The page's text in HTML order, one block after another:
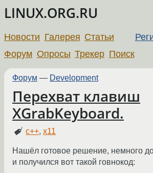
LINUX.ORG.RU
Новости Галерея Статьи
Форум Опросы Трекер Поиск
Форум — Development
Перехват клавиш
XGrabKeyboard.
c++,x11
Нашёл готовое решение, немного
и получился вот такой говнокод: